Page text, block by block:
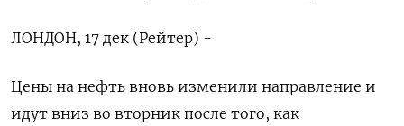
ЛОНДОН, 17 дек (Рейтер) -
Цены на нефть вновь изменили направление и
идут вниз во вторник после того, как